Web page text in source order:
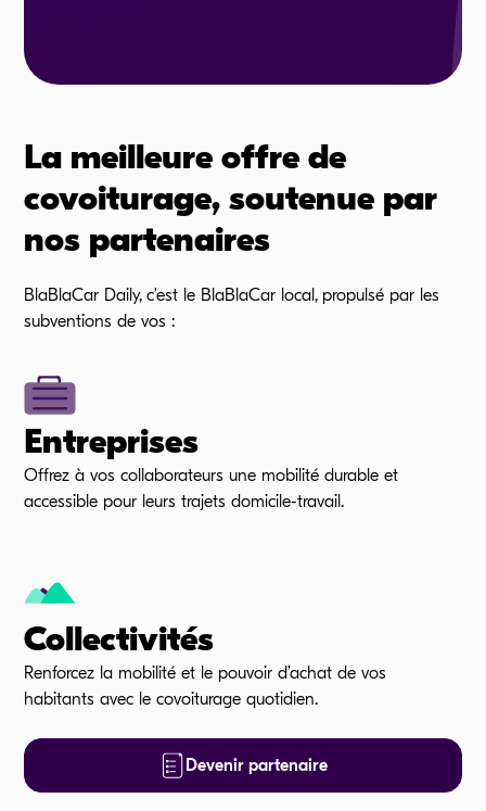
La meilleure offre de
covoiturage, soutenue par
nos partenaires
BlaBlaCar Daily, c’est le BlaBlaCar local, propulsé par les
subventions de vos :
Entreprises
Offrez à vos collaborateurs une mobilité durable et
accessible pour leurs trajets domicile-travail.
Collectivités
Renforcez la mobilité et le pouvoir d’achat de vos
habitants avec le covoiturage quotidien.
Devenir partenaire